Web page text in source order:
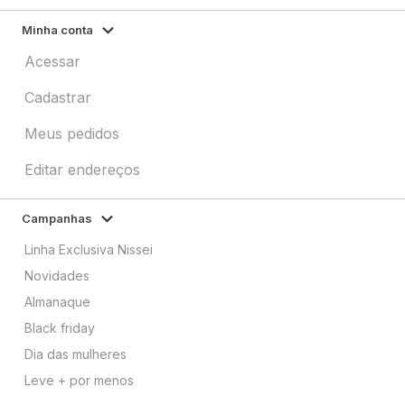
Minha conta
Acessar
Cadastrar
Meus pedidos
Editar endereços
Campanhas
Linha Exclusiva Nissei
Novidades
Almanaque
Black friday
Dia das mulheres
Leve + por menos